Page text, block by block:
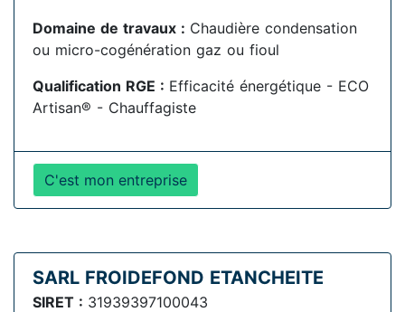
Domaine de travaux : Chaudière condensation
ou micro-cogénération gaz ou fioul
Qualification RGE : Efficacité énergétique - ECO
Artisan® - Chauffagiste
C'est mon entreprise
SARL FROIDEFOND ETANCHEITE
SIRET : 31939397100043